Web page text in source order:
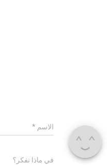
الاسم *
في ماذا تفكر؟